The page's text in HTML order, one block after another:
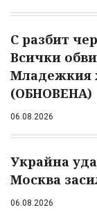
С разбит
Всички
Младежкия
(ОБНОВЕНА)
06.08.2026
Украйна
Москва
06.08.2026